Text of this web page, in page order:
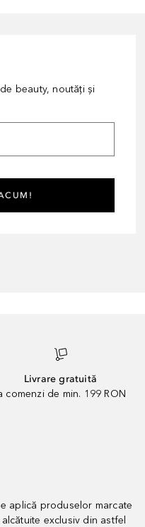
beauty, noutăți și
Livrare gratuită
comenzi de min. 199 RON
aplică produselor marcate
exclusiv din astfel